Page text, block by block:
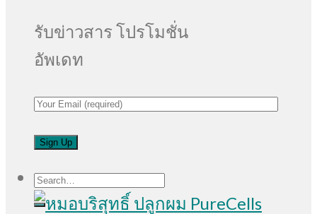
รับข่าวสาร โปรโมชั่น
อัพเดท
Search
for: